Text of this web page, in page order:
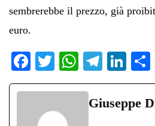
sembrerebbe il prezzo, già
euro.
Fa
ce
ok
T
wi
r
W
ha
ts
Te
le
gr
Li
nk
ed
Giuseppe